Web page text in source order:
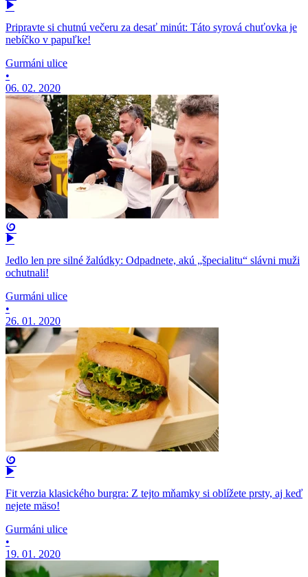
Pripravte si chutnú večeru za desať minút: Táto syrová chuťovka je
nebíčko v papuľke!
Gurmáni ulice
•
06. 02. 2020
Jedlo len pre silné žalúdky: Odpadnete, akú „špecialitu“ slávni muži
ochutnali!
Gurmáni ulice
•
26. 01. 2020
Fit verzia klasického burgra: Z tejto mňamky si oblížete prsty, aj keď
nejete mäso!
Gurmáni ulice
•
19. 01. 2020